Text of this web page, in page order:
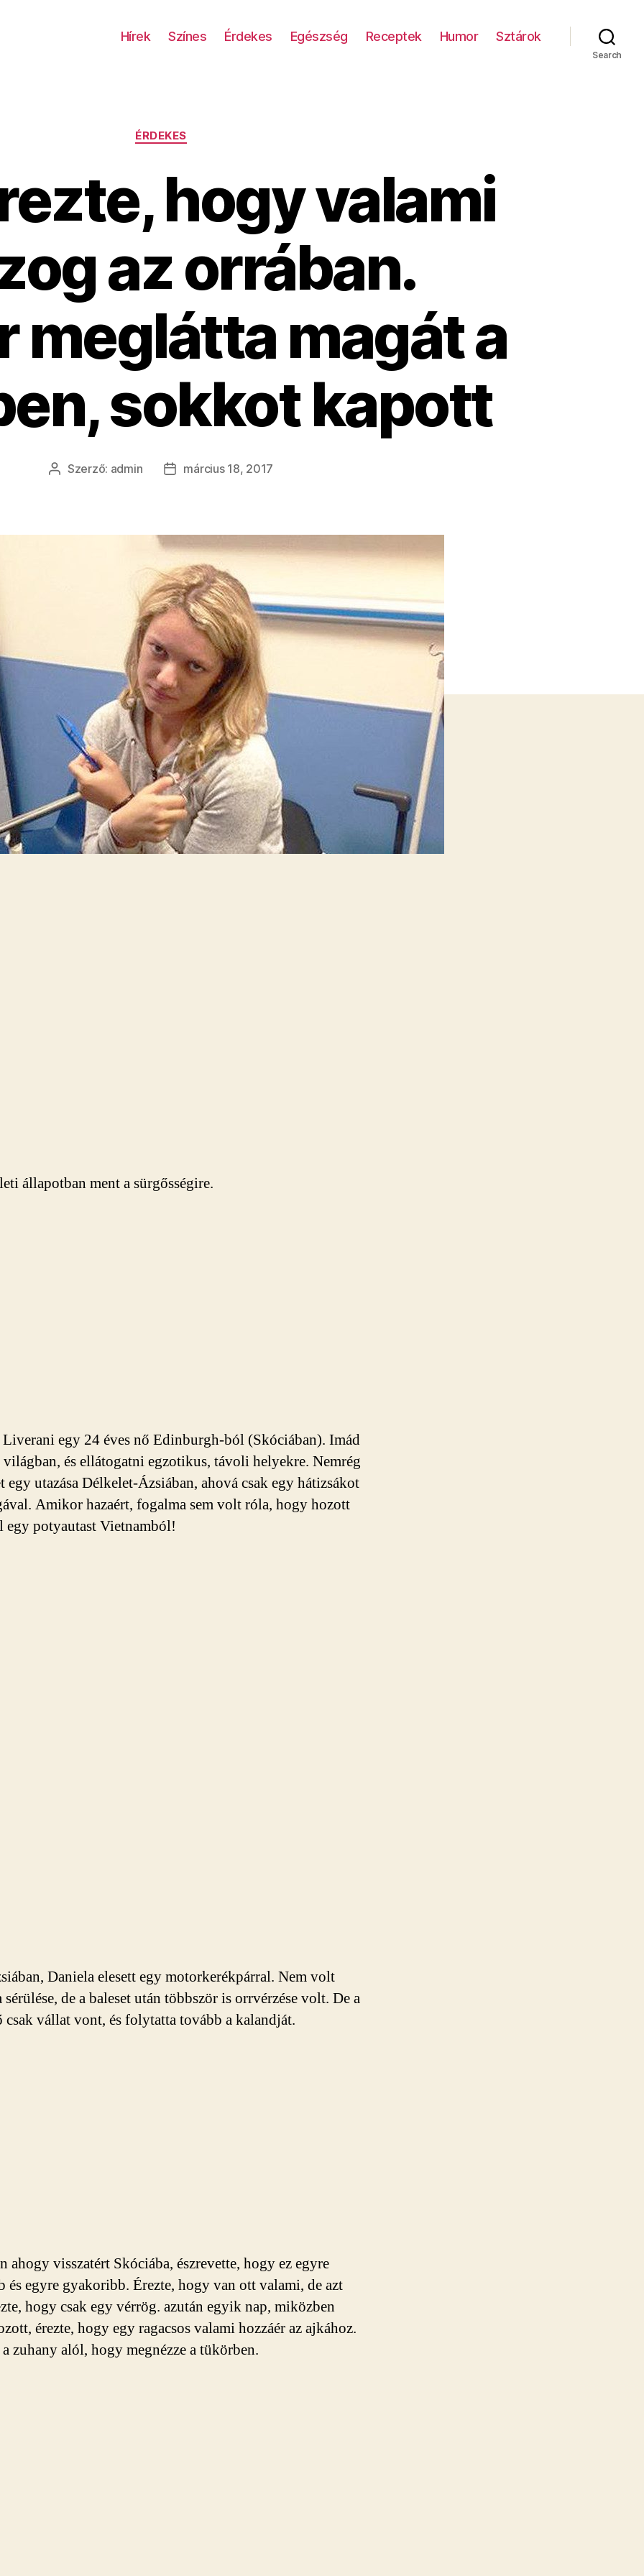
Hírek Színes Érdekes Egészség Receptek Humor Sztárok
Search
Kategóriák
ÉRDEKES
hogy valami
az orrában.
meglátta magát a
sokkot kapott
Bejegyzés
Szerző: admin
Bejegyzés
március 18, 2017
állapotban ment a sürgősségire.
egy 24 éves nő Edinburgh-ból (Skóciában). Imád
világban, és ellátogatni egzotikus, távoli helyekre. Nemrég
egy utazása Délkelet-Ázsiában, ahová csak egy hátizsákot
Amikor hazaért, fogalma sem volt róla, hogy hozott
egy potyautast Vietnamból!
Daniela elesett egy motorkerékpárral. Nem volt
sérülése, de a baleset után többször is orrvérzése volt. De a
csak vállat vont, és folytatta tovább a kalandját.
ahogy visszatért Skóciába, észrevette, hogy ez egyre
és egyre gyakoribb. Érezte, hogy van ott valami, de azt
hogy csak egy vérrög. azután egyik nap, miközben
érezte, hogy egy ragacsos valami hozzáér az ajkához.
zuhany alól, hogy megnézze a tükörben.